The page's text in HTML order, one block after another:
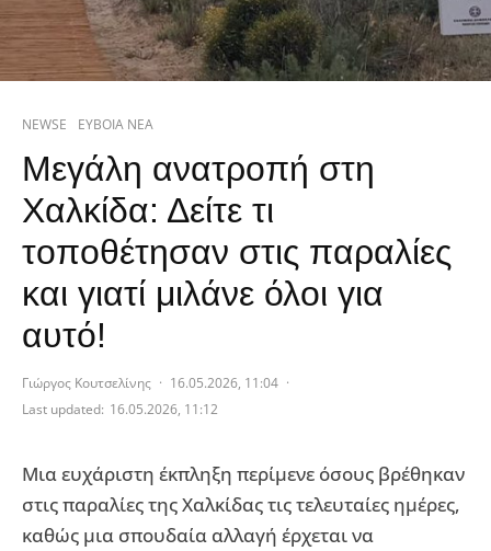
NEWSE ΕΥΒΟΙΑ ΝΕΑ
Μεγάλη ανατροπή στη
Χαλκίδα: Δείτε τι
τοποθέτησαν στις παραλίες
και γιατί μιλάνε όλοι για
αυτό!
Γιώργος Κουτσελίνης · 16.05.2026, 11:04 ·
Last updated: 16.05.2026, 11:12
Μια ευχάριστη έκπληξη περίμενε όσους βρέθηκαν
στις παραλίες της Χαλκίδας τις τελευταίες ημέρες,
καθώς μια σπουδαία αλλαγή έρχεται να